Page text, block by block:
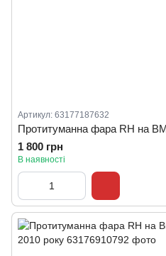
Артикул: 63177187632
Протитуманна фара RH на
1 800 грн
В наявності